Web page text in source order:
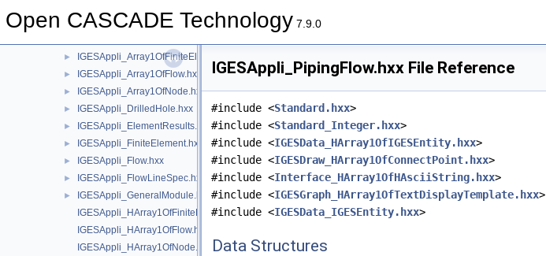
Open CASCADE Technology 7.9.0
▼ IGESAppli
► IGESAppli_Array1OfFiniteElement.hxx
► IGESAppli_Array1OfFlow.hxx
► IGESAppli_Array1OfNode.hxx
► IGESAppli_DrilledHole.hxx
► IGESAppli_ElementResults.hxx
► IGESAppli_FiniteElement.hxx
► IGESAppli_Flow.hxx
► IGESAppli_FlowLineSpec.hxx
►
IGESAppli_GeneralModule.hxx
IGESAppli_HArray1OfFiniteElement.hxx
IGESAppli_HArray1OfFlow.hxx
IGESAppli_HArray1OfNode.hxx
IGESAppli_PipingFlow.hxx File Reference
#include <Standard.hxx>
#include <Standard_Integer.hxx>
#include <IGESData_HArray1OfIGESEntity.hxx>
#include <IGESDraw_HArray1OfConnectPoint.hxx>
#include <Interface_HArray1OfHAsciiString.hxx>
#include <IGESGraph_HArray1OfTextDisplayTemplate.hxx>
#include <IGESData_IGESEntity.hxx>
Data Structures